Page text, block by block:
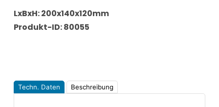
LxBxH: 200x140x120mm
Produkt-ID: 80055
Techn. Daten Beschreibung